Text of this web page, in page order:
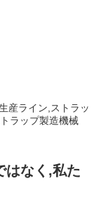
産ライン,ストラッ
ラップ製造機械
はなく,私た